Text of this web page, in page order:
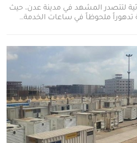
لتتصدر المشهد في مدينة عدن، حيث
ملحوظاً في ساعات الخدمة…